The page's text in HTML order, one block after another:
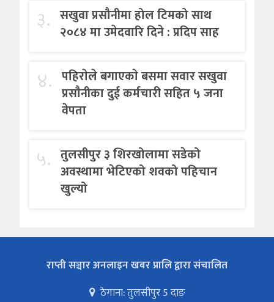
३. सखुवा प्रसौनीमा होल टिमको साथ
२०८४ मा उमेदवारि दिने : प्रदिप साह
४. पहिराेले बगाएकाे बसमा सवार सखुवा
प्रसाैनीका दुई कर्मचारी सहित ५ जना
वेपता
५. तुलसीपुर ३ शिरखोलामा सडेको
अवस्थामा भेटिएको शवको पहिचान
खुल्यो
राप्ती सञ्चार अनलाइन खबर प्रालि द्वारा संचालित
ठेगाना: तुलसीपुर 5 दाङ